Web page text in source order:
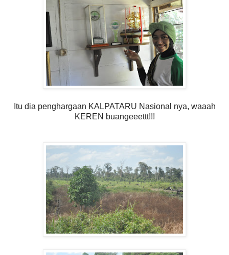
Itu dia penghargaan KALPATARU Nasional nya, waaah
KEREN buangeeettt!!!